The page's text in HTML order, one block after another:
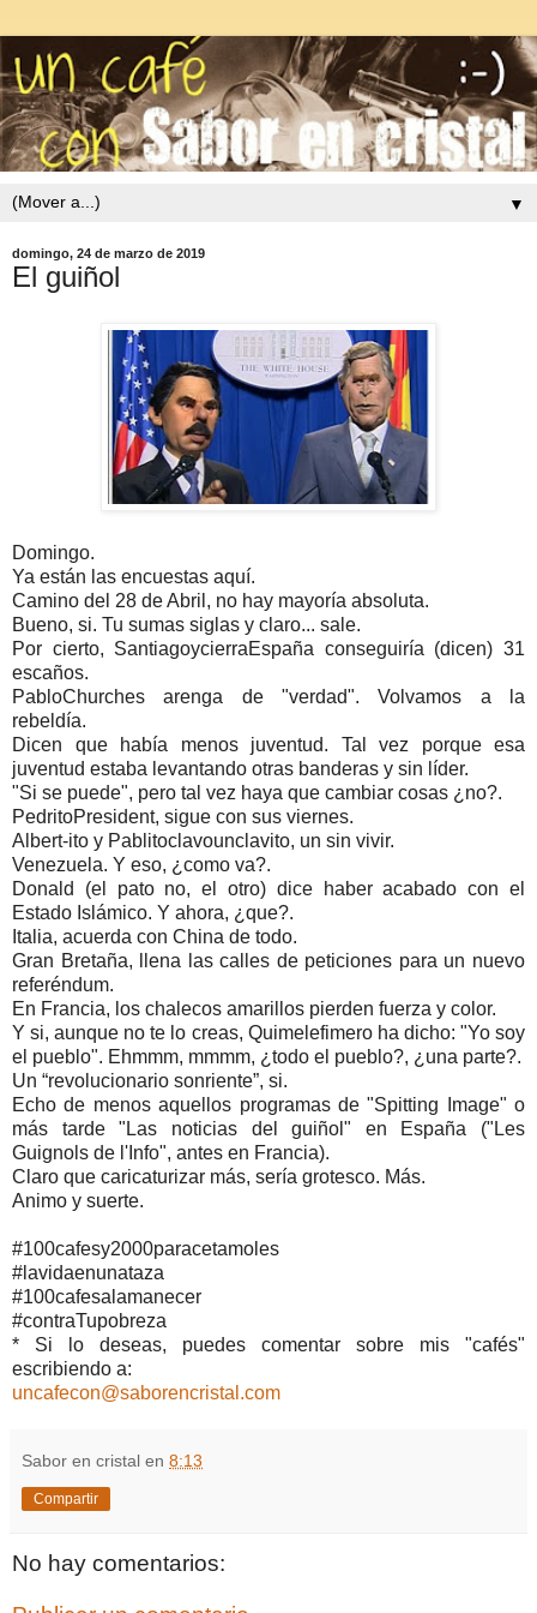
▼
domingo, 24 de marzo de 2019
El guiñol
Domingo.
Ya están las encuestas aquí.
Camino del 28 de Abril, no hay mayoría absoluta.
Bueno, si. Tu sumas siglas y claro... sale.
Por cierto, SantiagoycierraEspaña conseguiría (dicen) 31
escaños.
PabloChurches arenga de "verdad". Volvamos a la
rebeldía.
Dicen que había menos juventud. Tal vez porque esa
juventud estaba levantando otras banderas y sin líder.
"Si se puede", pero tal vez haya que cambiar cosas ¿no?.
PedritoPresident, sigue con sus viernes.
Albert-ito y Pablitoclavounclavito, un sin vivir.
Venezuela. Y eso, ¿como va?.
Donald (el pato no, el otro) dice haber acabado con el
Estado Islámico. Y ahora, ¿que?.
Italia, acuerda con China de todo.
Gran Bretaña, llena las calles de peticiones para un nuevo
referéndum.
En Francia, los chalecos amarillos pierden fuerza y color.
Y si, aunque no te lo creas, Quimelefimero ha dicho: "Yo soy
el pueblo". Ehmmm, mmmm, ¿todo el pueblo?, ¿una parte?.
Un “revolucionario sonriente”, si.
Echo de menos aquellos programas de "Spitting Image" o
más tarde "Las noticias del guiñol" en España ("Les
Guignols de l'Info", antes en Francia).
Claro que caricaturizar más, sería grotesco. Más.
Animo y suerte.
#100cafesy2000paracetamoles
#lavidaenunataza
#100cafesalamanecer
#contraTupobreza
* Si lo deseas, puedes comentar sobre mis "cafés"
escribiendo a:
uncafecon@saborencristal.com
Sabor en cristal en 8:13
Compartir
No hay comentarios: